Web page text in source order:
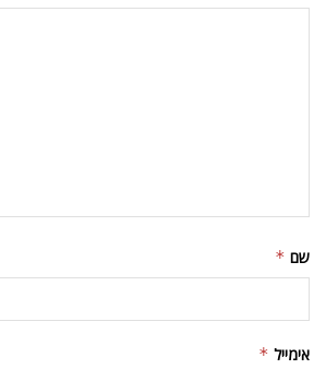
שם *
אימייל *